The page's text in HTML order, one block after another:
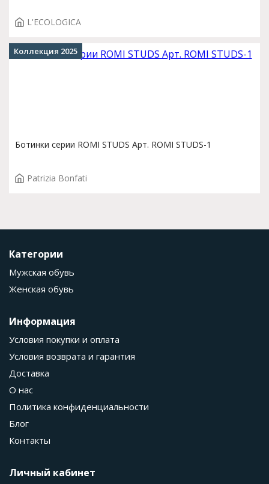
L'ECOLOGICA
Ботинки серии ROMI STUDS Арт. ROMI STUDS-1
Patrizia Bonfati
Коллекция 2025
Категории
Мужская обувь
Женская обувь
Информация
Условия покупки и оплата
Условия возврата и гарантия
Доставка
О нас
Политика конфиденциальности
Блог
Контакты
Личный кабинет